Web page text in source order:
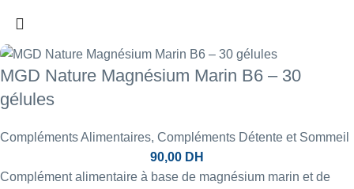
MGD Nature Magnésium Marin B6 – 30
gélules
Compléments Alimentaires, Compléments Détente et Sommeil
90,00 DH
Complément alimentaire à base de magnésium marin et de